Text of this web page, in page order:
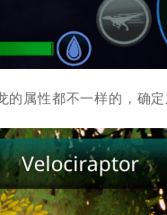
属性都不一样的，确定